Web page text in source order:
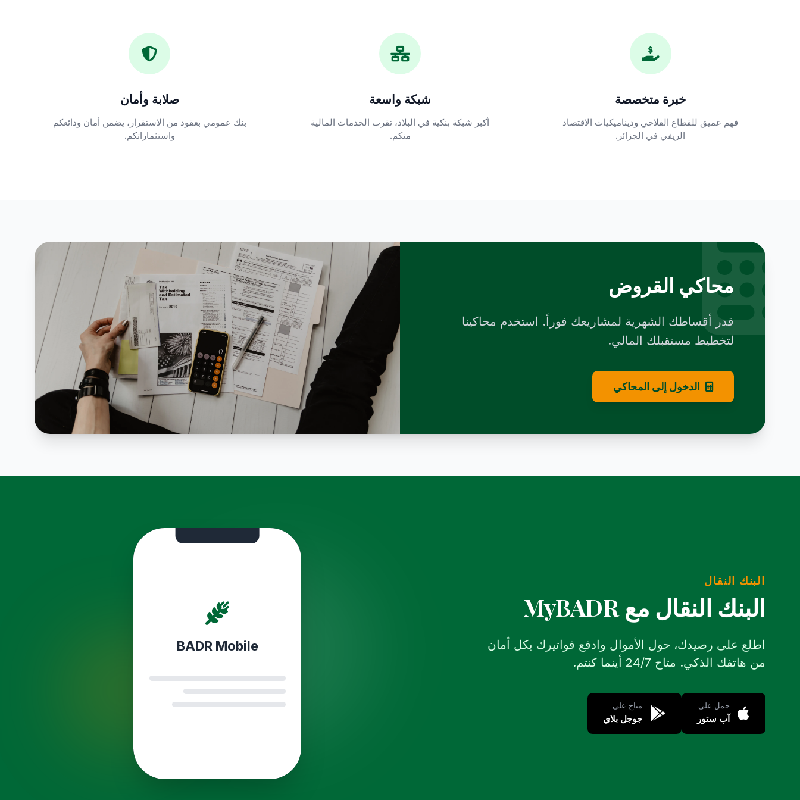
خبرة متخصصة
فهم عميق للقطاع الفلاحي وديناميكيات الاقتصاد
الريفي في الجزائر.
شبكة واسعة
أكبر شبكة بنكية في البلاد، تقرب الخدمات المالية
منكم.
صلابة وأمان
بنك عمومي بعقود من الاستقرار، يضمن أمان ودائعكم
واستثماراتكم.
محاكي القروض
قدر أقساطك الشهرية لمشاريعك فوراً. استخدم محاكينا
لتخطيط مستقبلك المالي.
الدخول إلى المحاكي
البنك النقال
البنك النقال مع MyBADR
اطلع على رصيدك، حول الأموال وادفع فواتيرك بكل أمان
من هاتفك الذكي. متاح 24/7 أينما كنتم.
حمل على
آب ستور
متاح على
جوجل بلاي
BADR Mobile